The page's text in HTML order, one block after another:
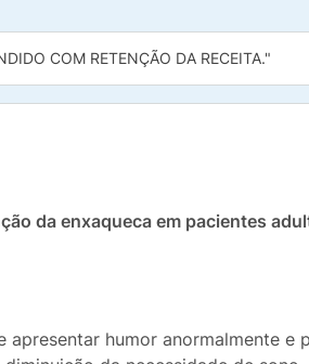
COM RETENÇÃO DA RECEITA."
da enxaqueca em pacientes
humor anormalmente e